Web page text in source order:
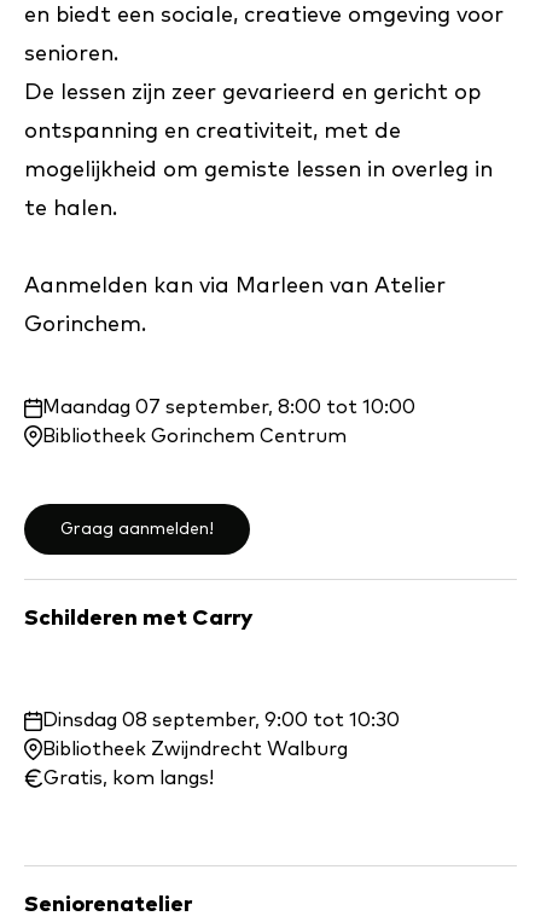
en biedt een sociale, creatieve omgeving voor
senioren.
De lessen zijn zeer gevarieerd en gericht op
ontspanning en creativiteit, met de
mogelijkheid om gemiste lessen in overleg in
te halen.
Aanmelden kan via Marleen van Atelier
Gorinchem.
Waar
en
Maandag 07 september, 8:00 tot 10:00
Bibliotheek Gorinchem Centrum
Graag aanmelden!
Schilderen met Carry
Waar
en
wanneer:
Dinsdag 08 september, 9:00 tot 10:30
Bibliotheek Zwijndrecht Walburg
Gratis, kom langs!
Seniorenatelier